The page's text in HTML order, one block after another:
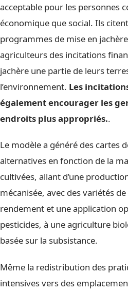
acceptable pour les personnes
économique que social. Ils
programmes de mise en
agriculteurs des incitations
jachère une partie de leurs
l’environnement. Les
également encourager les
endroits plus appropriés..
Le modèle a généré des cartes
alternatives en fonction de la
cultivées, allant d’une
mécanisée, avec des variétés
rendement et une application
pesticides, à une agriculture
basée sur la subsistance.
Même la redistribution des
intensives vers des